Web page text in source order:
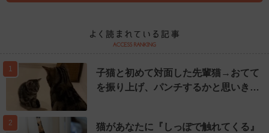
1
子猫と初めて対面した先輩猫→おてて
を振り上げ、パンチするかと思いき…
2
猫があなたに『しっぽで触れてくる』